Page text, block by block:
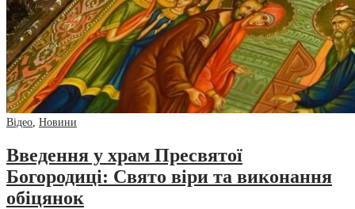
Відео Новини
Введення у храм Пресвятої
Богородиці: Свято віри та виконання
обіцянок